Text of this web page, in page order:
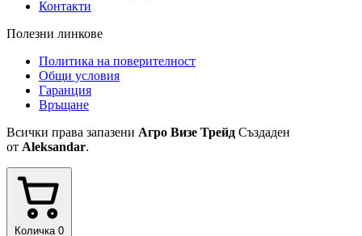
Контакти
Полезни линкове
Политика на поверителност
Общи условия
Гаранция
Връщане
Всички права запазени Агро Визе Трейд Създаден
от Aleksandar.
Количка 0